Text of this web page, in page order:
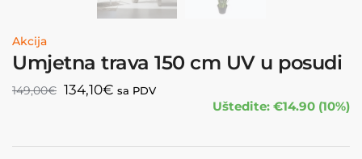
Akcija
Umjetna trava 150 cm UV u posudi
149,00€ 134,10€ sa PDV
Uštedite: €14.90 (10%)